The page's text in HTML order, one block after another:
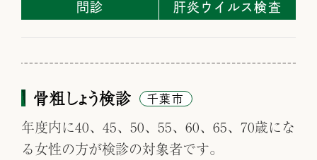
問診 肝炎ウイルス検査
骨粗しょう検診 千葉市
年度内に40、45、50、55、60、65、70歳にな
る女性の方が検診の対象者です。